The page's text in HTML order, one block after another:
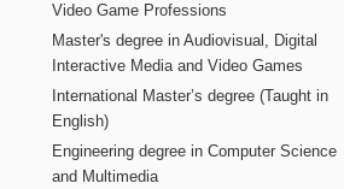
Video Game Professions
Master's degree in Audiovisual, Digital
Interactive Media and Video Games
International Master’s degree (Taught in
English)
Engineering degree in Computer Science
and Multimedia